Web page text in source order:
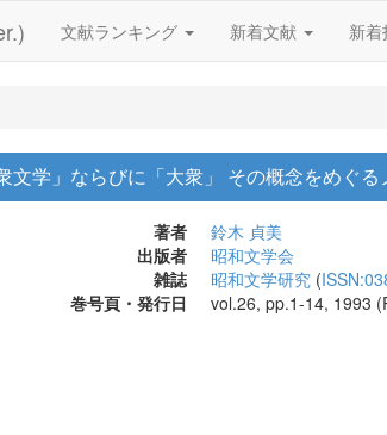
文献ランキング 新着文献 新
文学」ならびに「大衆」 その概念をめぐる
著者
鈴木 貞美
出版者
昭和文学会
雑誌
昭和文学研究 (
巻号頁・発行日
vol.26, pp.1-14, 1993